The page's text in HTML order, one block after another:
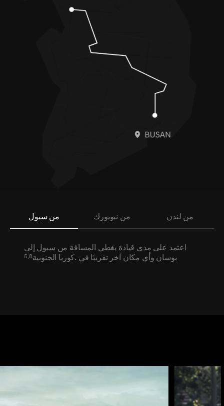
من سيول من نيويورك من لندن
اعتمد على مدى قيادة يغطي المسافة من سيول إلى
بوسان وأي مكان آخر تقريبًا في .كوريا الجنوبية5,8